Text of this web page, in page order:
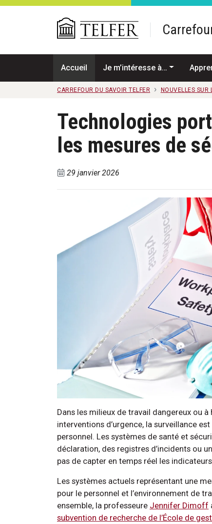
Passer au contenu principal
Accueil Je m’intéresse à…
CARREFOUR DU SAVOIR TELFER NOUVELLES SUR
Technologies
les mesures de
29 janvier 2026
Dans les milieux de travail dangereux ou
interventions d’urgence, la surveillance
personnel. Les systèmes de santé et
déclaration, des registres d’incidents ou
pas de capter en temps réel les
Les systèmes actuels représentant une
pour le personnel et l’environnement de
ensemble, la professeure Jennifer Dimoff
subvention de recherche de l’École de